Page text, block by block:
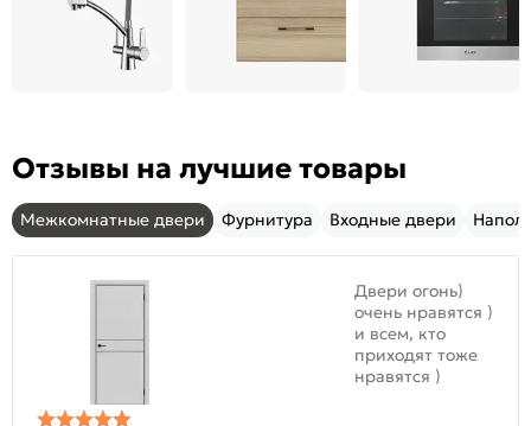
Отзывы на лучшие товары
Межкомнатные двери Фурнитура Входные двери
Двери огонь)
очень нравятся )
и всем, кто
приходят тоже
нравятся )